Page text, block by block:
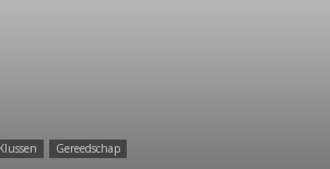
Klussen Gereedschap